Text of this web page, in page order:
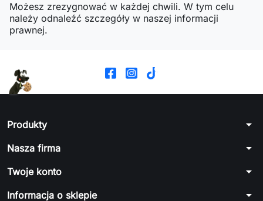
Możesz zrezygnować w każdej chwili. W tym celu
należy odnaleźć szczegóły w naszej informacji
prawnej.
Produkty arrow_drop_down
Nasza firma arrow_drop_down
Twoje konto arrow_drop_down
Informacja o sklepie arrow_drop_down